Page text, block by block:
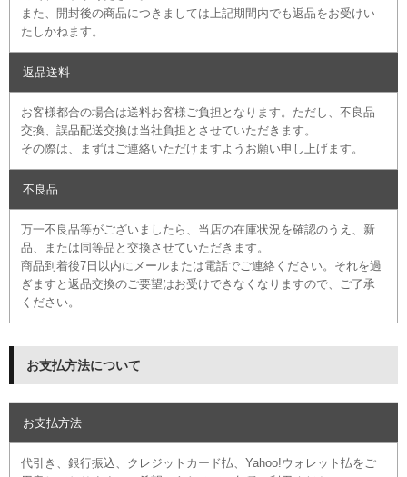
また、開封後の商品につきましては上記期間内でも返品をお受けい
たしかねます。
返品送料
お客様都合の場合は送料お客様ご負担となります。ただし、不良品
交換、誤品配送交換は当社負担とさせていただきます。
その際は、まずはご連絡いただけますようお願い申し上げます。
不良品
万一不良品等がございましたら、当店の在庫状況を確認のうえ、新
品、または同等品と交換させていただきます。
商品到着後7日以内にメールまたは電話でご連絡ください。それを過
ぎますと返品交換のご要望はお受けできなくなりますので、ご了承
ください。
お支払方法について
お支払方法
代引き、銀行振込、クレジットカード払、Yahoo!ウォレット払をご